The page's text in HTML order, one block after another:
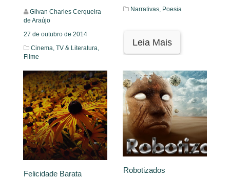
Gilvan Charles Cerqueira
de Araújo
27 de outubro de 2014
Cinema, TV & Literatura,
Filme
Leia Mais
Narrativas, Poesia
Leia Mais
Felicidade Barata Robotizados